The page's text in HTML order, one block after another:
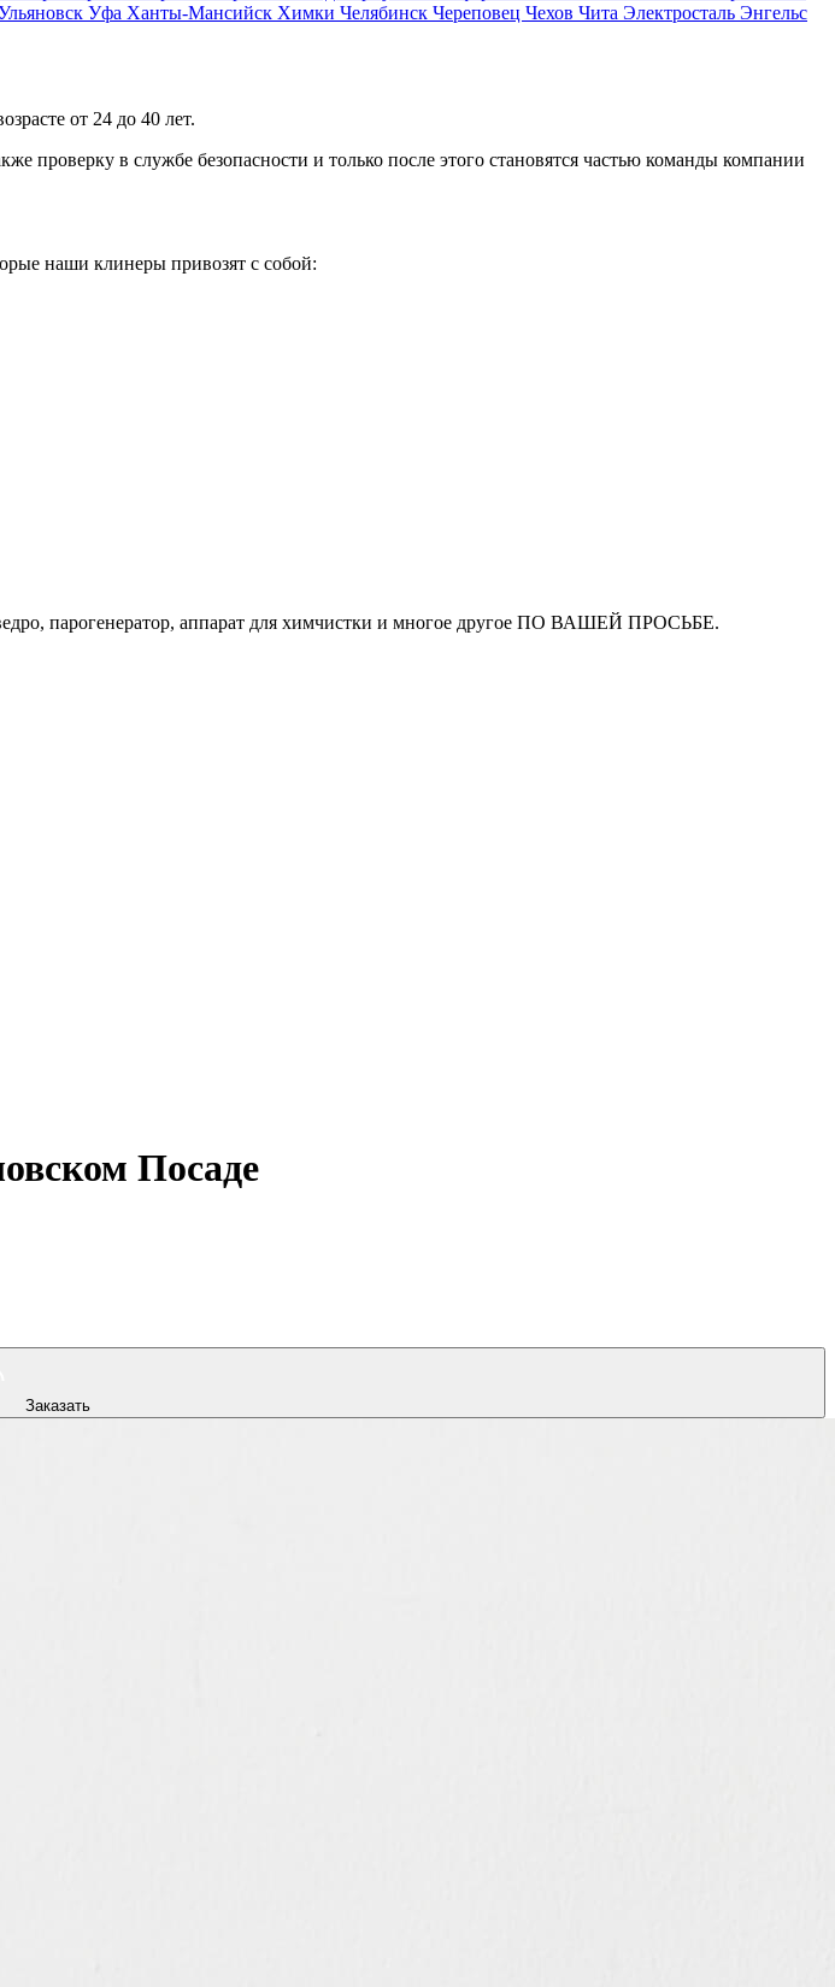
Уфа Ханты-Мансийск Химки Челябинск Череповец Чехов Чита Электросталь Энгельс
от 24 до 40 лет.
проверку в службе безопасности и только после этого становятся частью команды компании
наши клинеры привозят с собой:
парогенератор, аппарат для химчистки и многое другое ПО ВАШЕЙ ПРОСЬБЕ.
Посаде
Заказать